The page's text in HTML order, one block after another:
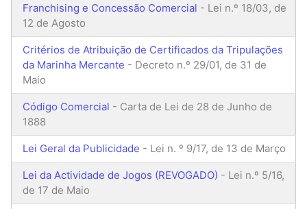
Franchising e Concessão Comercial - Lei n.º 18/03, de
12 de Agosto
Critérios de Atribuição de Certificados da Tripulações
da Marinha Mercante - Decreto n.º 29/01, de 31 de
Maio
Código Comercial - Carta de Lei de 28 de Junho de
1888
Lei Geral da Publicidade - Lei n. º 9/17, de 13 de Março
Lei da Actividade de Jogos (REVOGADO) - Lei n.º 5/16,
de 17 de Maio